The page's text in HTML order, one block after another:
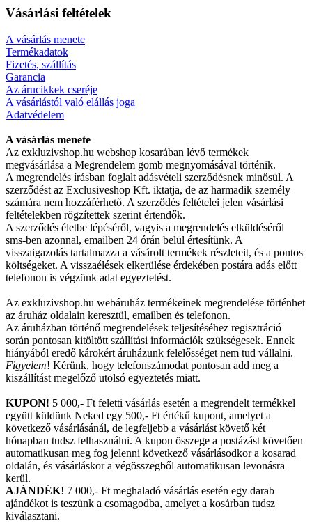
Vásárlási feltételek
A vásárlás menete
Termékadatok
Fizetés, szállítás
Garancia
Az árucikkek cseréje
A vásárlástól való elállás joga
Adatvédelem
A vásárlás menete
Az exkluzivshop.hu webshop kosarában lévő termékek
megvásárlása a Megrendelem gomb megnyomásával történik.
A megrendelés írásban foglalt adásvételi szerződésnek minősül. A
szerződést az Exclusiveshop Kft. iktatja, de az harmadik személy
számára nem hozzáférhető. A szerződés feltételei jelen vásárlási
feltételekben rögzítettek szerint értendők.
A szerződés életbe lépéséről, vagyis a megrendelés elküldéséről
sms-ben azonnal, emailben 24 órán belül értesítünk. A
visszaigazolás tartalmazza a vásárolt termékek részleteit, és a pontos
költségeket. A visszaélések elkerülése érdekében postára adás előtt
telefonon is végzünk adat egyeztetést.
Az exkluzivshop.hu webáruház termékeinek megrendelése történhet
az áruház oldalain keresztül, emailben és telefonon.
Az áruházban történő megrendelések teljesítéséhez regisztráció
során pontosan kitöltött szállítási információk szükségesek. Ennek
hiányából eredő károkért áruházunk felelősséget nem tud vállalni.
Figyelem! Kérünk, hogy telefonszámodat pontosan add meg a
kiszállítást megelőző utolsó egyeztetés miatt.
KUPON! 5 000,- Ft feletti vásárlás esetén a megrendelt termékkel
együtt küldünk Neked egy 500,- Ft értékű kupont, amelyet a
következő vásárlásánál, de legfeljebb a vásárlást követő két
hónapban tudsz felhasználni. A kupon összege a postázást követően
automatikusan meg fog jelenni következő vásárlásodkor a kosarad
oldalán, és vásárláskor a végösszegből automatikusan levonásra
kerül.
AJÁNDÉK! 7 000,- Ft meghaladó vásárlás esetén egy darab
ajándékot is teszünk a csomagodba, amelyet a kosárban tudsz
kiválasztani.